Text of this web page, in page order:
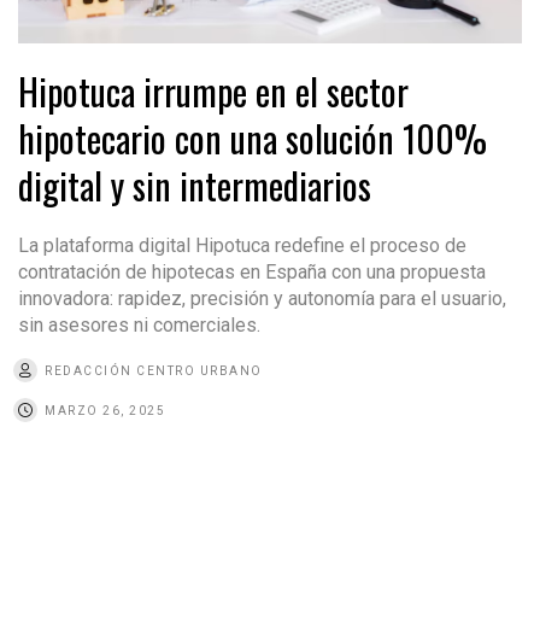
Hipotuca irrumpe en el sector
hipotecario con una solución 100%
digital y sin intermediarios
La plataforma digital Hipotuca redefine el proceso de
contratación de hipotecas en España con una propuesta
innovadora: rapidez, precisión y autonomía para el usuario,
sin asesores ni comerciales.
REDACCIÓN CENTRO URBANO
MARZO 26, 2025